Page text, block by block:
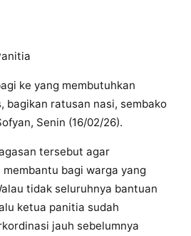
ke yang membutuhkan
bagikan ratusan nasi, sembako
Senin (16/02/26).
tersebut agar
bagi warga yang
tidak seluruhnya bantuan
ketua panitia sudah
jauh sebelumnya